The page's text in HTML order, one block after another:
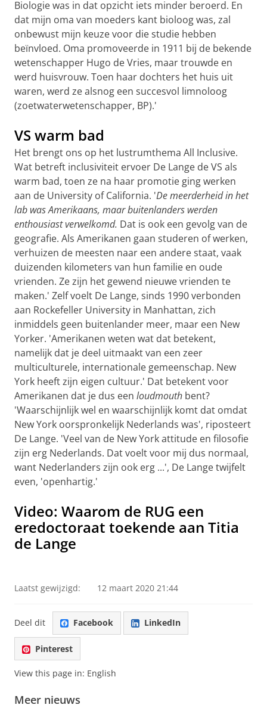
Biologie was in dat opzicht iets minder beroerd. En
dat mijn oma van moeders kant bioloog was, zal
onbewust mijn keuze voor die studie hebben
beïnvloed. Oma promoveerde in 1911 bij de bekende
wetenschapper Hugo de Vries, maar trouwde en
werd huisvrouw. Toen haar dochters het huis uit
waren, werd ze alsnog een succesvol limnoloog
(zoetwaterwetenschapper, BP).'
VS warm bad
Het brengt ons op het lustrumthema All Inclusive.
Wat betreft inclusiviteit ervoer De Lange de VS als
warm bad, toen ze na haar promotie ging werken
aan de University of California. 'De meerderheid in het
lab was Amerikaans, maar buitenlanders werden
enthousiast verwelkomd. Dat is ook een gevolg van de
geografie. Als Amerikanen gaan studeren of werken,
verhuizen de meesten naar een andere staat, vaak
duizenden kilometers van hun familie en oude
vrienden. Ze zijn het gewend nieuwe vrienden te
maken.' Zelf voelt De Lange, sinds 1990 verbonden
aan Rockefeller University in Manhattan, zich
inmiddels geen buitenlander meer, maar een New
Yorker. 'Amerikanen weten wat dat betekent,
namelijk dat je deel uitmaakt van een zeer
multiculturele, internationale gemeenschap. New
York heeft zijn eigen cultuur.' Dat betekent voor
Amerikanen dat je dus een loudmouth bent?
'Waarschijnlijk wel en waarschijnlijk komt dat omdat
New York oorspronkelijk Nederlands was', riposteert
De Lange. 'Veel van de New York attitude en filosofie
zijn erg Nederlands. Dat voelt voor mij dus normaal,
want Nederlanders zijn ook erg ...', De Lange twijfelt
even, 'openhartig.'
Video: Waarom de RUG een
eredoctoraat toekende aan Titia
de Lange
Waarom de RUG een eredoctoraat toekende aan Titia de
Laatst gewijzigd: 12 maart 2020 21:44
Deel dit Facebook LinkedIn
Pinterest
View this page in: English
Meer nieuws